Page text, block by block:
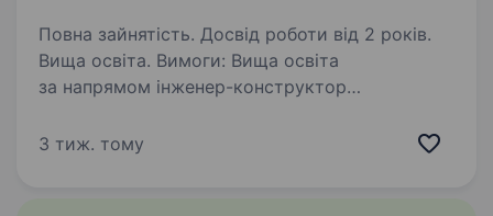
Повна зайнятість. Досвід роботи від 2 років.
Вища освіта. Вимоги: Вища освіта
за напрямом інженер-конструктор
Володіння програмами: мінімально AUTOCad;
3 тиж. тому